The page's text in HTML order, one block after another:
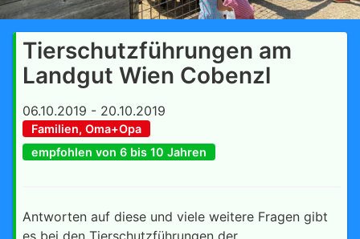
Tierschutzführungen am
Landgut Wien Cobenzl
06.10.2019 - 20.10.2019
Familien, Oma+Opa
empfohlen von 6 bis 10 Jahren
Antworten auf diese und viele weitere Fragen gibt
es bei den Tierschutzführungen der